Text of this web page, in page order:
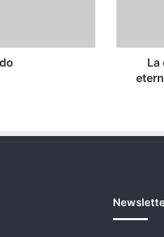
eterno:
Bravo,
murió
años
La